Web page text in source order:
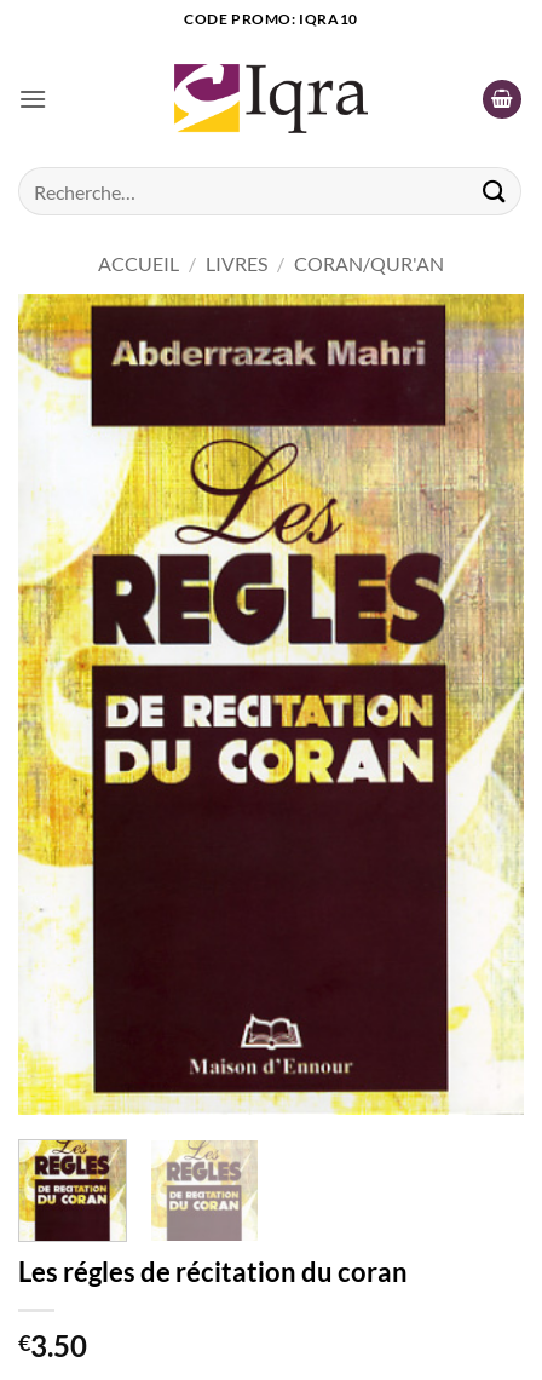
CODE PROMO: IQRA10
Recherche
pour :
ACCUEIL / LIVRES / CORAN/QUR'AN
Les régles de récitation du coran
€3.50